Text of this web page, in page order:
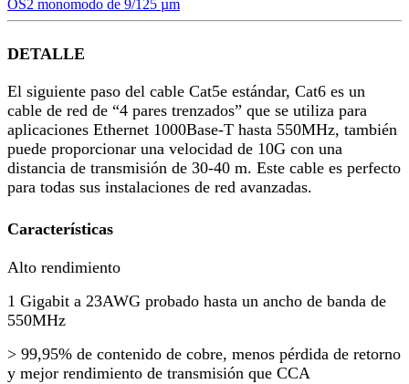
OS2 monomodo de 9/125 µm
DETALLE
El siguiente paso del cable Cat5e estándar, Cat6 es un
cable de red de “4 pares trenzados” que se utiliza para
aplicaciones Ethernet 1000Base-T hasta 550MHz, también
puede proporcionar una velocidad de 10G con una
distancia de transmisión de 30-40 m. Este cable es perfecto
para todas sus instalaciones de red avanzadas.
Características
Alto rendimiento
1 Gigabit a 23AWG probado hasta un ancho de banda de
550MHz
> 99,95% de contenido de cobre, menos pérdida de retorno
y mejor rendimiento de transmisión que CCA